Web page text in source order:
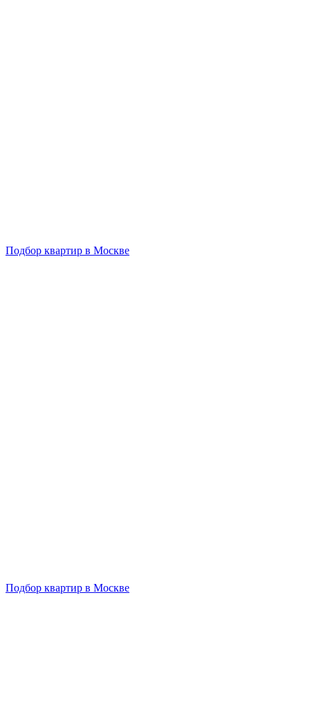
Подбор квартир в Москве
Подбор квартир в Москве